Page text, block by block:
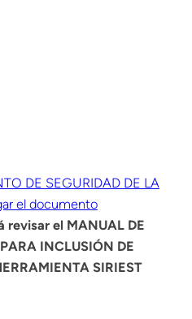
DE SEGURIDAD DE LA
el documento
revisar el MANUAL DE
INCLUSIÓN DE
SIRIEST